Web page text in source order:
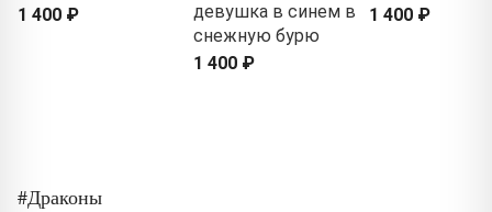
1 400 ₽
девушка в синем в
снежную бурю
1 400 ₽
1 400 ₽
#Драконы